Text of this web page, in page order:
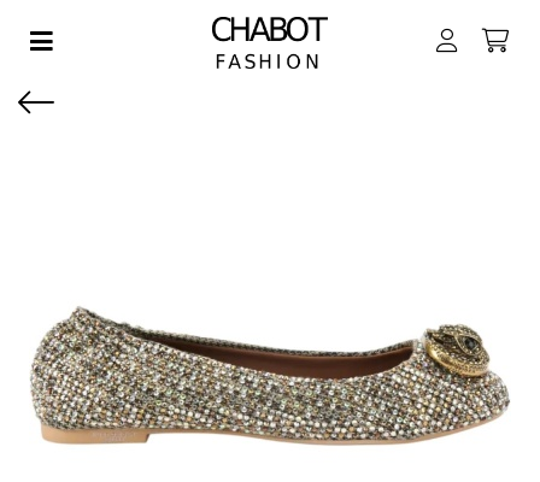
SUBMENU (HEREN)
SUBMENU (JONGENS)
SUBMENU (MEISJES)
Toggle navigation